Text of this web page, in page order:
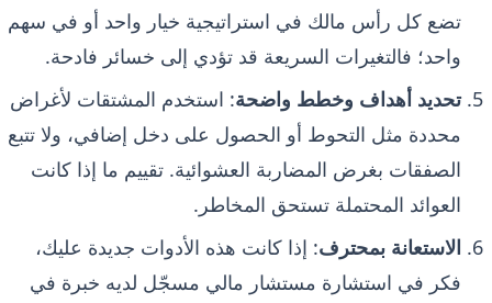
تضع كل رأس مالك في استراتيجية خيار واحد أو في سهم
واحد؛ فالتغيرات السريعة قد تؤدي إلى خسائر فادحة.
تحديد أهداف وخطط واضحة: استخدم المشتقات لأغراض
محددة مثل التحوط أو الحصول على دخل إضافي، ولا تتبع
الصفقات بغرض المضاربة العشوائية. تقييم ما إذا كانت
العوائد المحتملة تستحق المخاطر.
الاستعانة بمحترف: إذا كانت هذه الأدوات جديدة عليك،
فكر في استشارة مستشار مالي مسجّل لديه خبرة في